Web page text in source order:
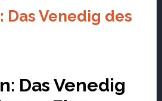
Das Venedig des
Das Venedig